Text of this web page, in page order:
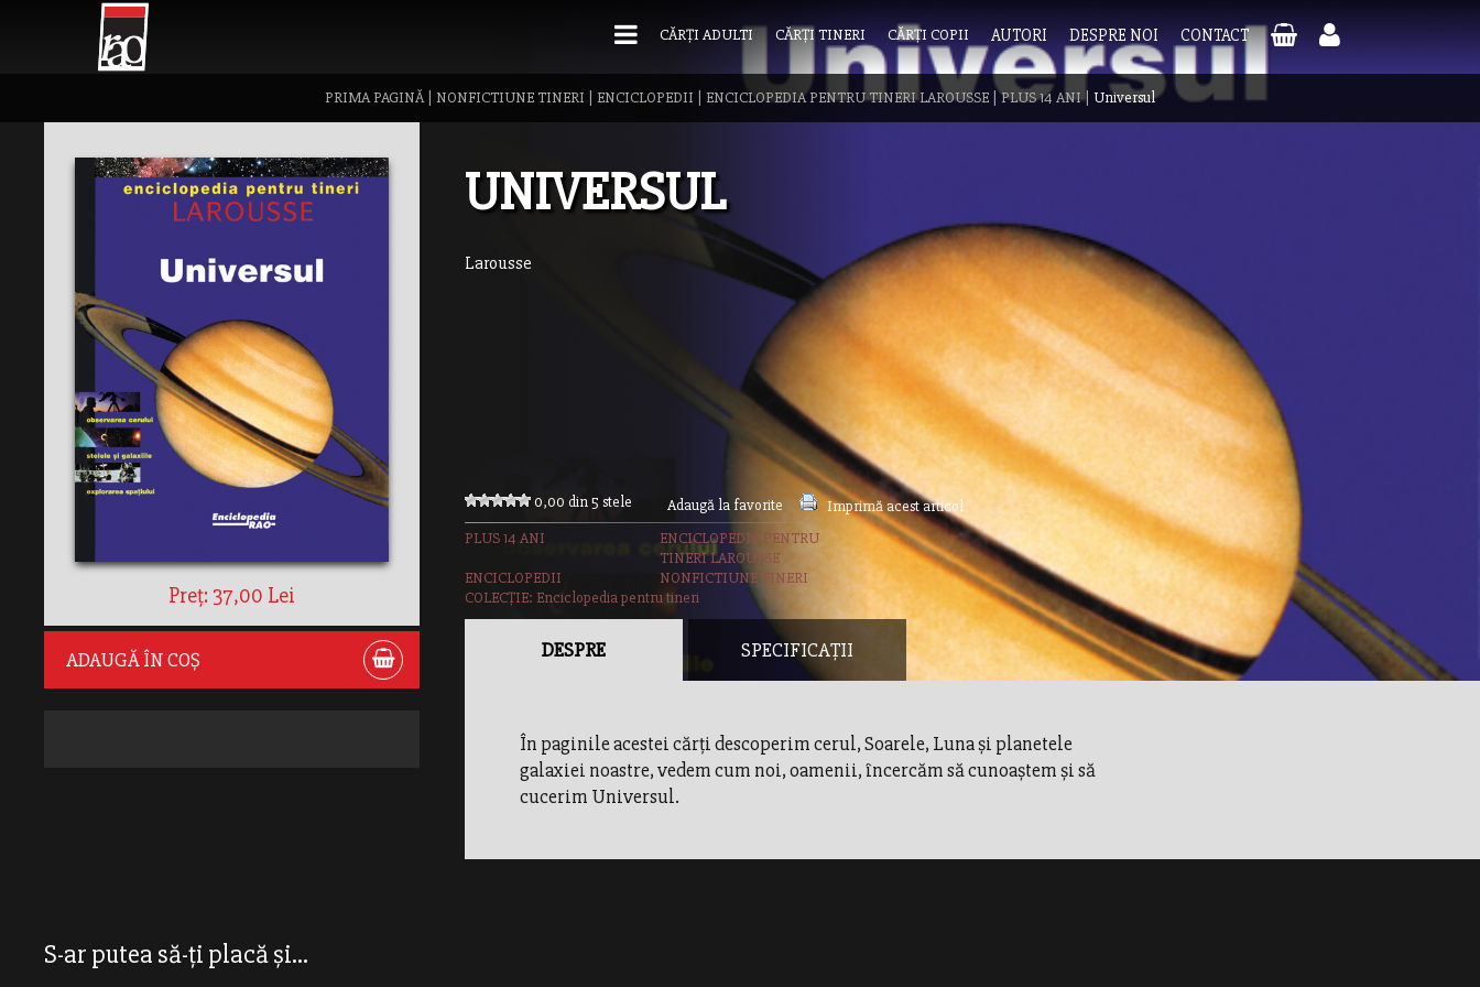
CĂRȚI ADULTI CĂRȚI TINERI CĂRȚI COPII AUTORI DESPRE NOI CONTACT
PRIMA PAGINĂ| NONFICTIUNE TINERI ENCICLOPEDII ENCICLOPEDIA PENTRU TINERI LAROUSSE |PLUS 14 ANI| Universul
Preț: 37,00 Lei
ADAUGĂ ÎN COȘ
UNIVERSUL
Larousse
0,00 din 5 stele Adaugă la favorite
Imprimă acest articol
PLUS 14 ANI
ENCICLOPEDIA PENTRU
TINERI LAROUSSE
ENCICLOPEDII
NONFICTIUNE TINERI
COLECȚIE: Enciclopedia pentru tineri
DESPRE SPECIFICAȚII
În paginile acestei cărţi descoperim cerul, Soarele, Luna şi planetele
galaxiei noastre, vedem cum noi, oamenii, încercăm să cunoaştem şi să
cucerim Universul.
S-ar putea să-ți placă și...